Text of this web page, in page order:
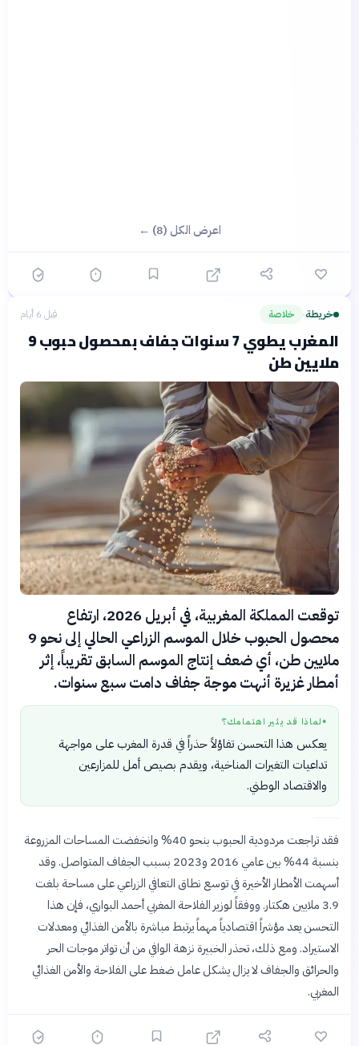
اعرض الكل (8) ←
خريطة› خلاصة قبل 6 أيام
المغرب يطوي 7 سنوات جفاف بمحصول حبوب 9
ملايين طن
توقعت المملكة المغربية، في أبريل 2026، ارتفاع
محصول الحبوب خلال الموسم الزراعي الحالي إلى نحو 9
ملايين طن، أي ضعف إنتاج الموسم السابق تقريباً، إثر
أمطار غزيرة أنهت موجة جفاف دامت سبع سنوات.
● لماذا قد يثير اهتمامك؟
يعكس هذا التحسن تفاؤلاً حذراً في قدرة المغرب على مواجهة
تداعيات التغيرات المناخية، ويقدم بصيص أمل للمزارعين
والاقتصاد الوطني.
فقد تراجعت مردودية الحبوب بنحو 40% وانخفضت المساحات المزروعة
بنسبة 44% بين عامي 2016 و2023 بسبب الجفاف المتواصل. وقد
أسهمت الأمطار الأخيرة في توسع نطاق التعافي الزراعي على مساحة بلغت
3.9 ملايين هكتار. ووفقاً لوزير الفلاحة المغربي أحمد البواري، فإن هذا
التحسن يعد مؤشراً اقتصادياً مهماً يرتبط مباشرة بالأمن الغذائي ومعدلات
الاستيراد. ومع ذلك، تحذر الخبيرة نزهة الوافي من أن تواتر موجات الحر
والحرائق والجفاف لا يزال يشكل عامل ضغط على الفلاحة والأمن الغذائي
المغربي.